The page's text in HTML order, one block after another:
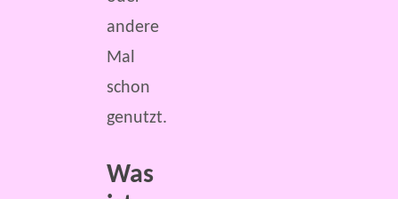
andere
Mal
schon
genutzt.
Was